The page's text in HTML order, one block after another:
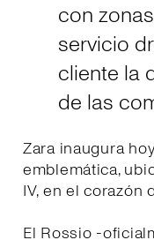
con
servicio
cliente la
de las
Zara inaugura
emblemática,
IV, en el corazón
El Rossio -